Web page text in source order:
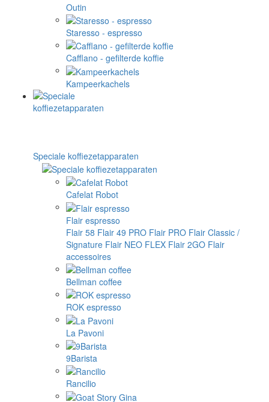
Outin
Staresso - espresso
Cafflano - gefilterde koffie
Kampeerkachels
Speciale koffiezetapparaten
Cafelat Robot
Flair espresso
Flair 58 Flair 49 PRO Flair PRO Flair Classic /
Signature Flair NEO FLEX Flair 2GO Flair
accessoires
Bellman coffee
ROK espresso
La Pavoni
9Barista
Rancilio